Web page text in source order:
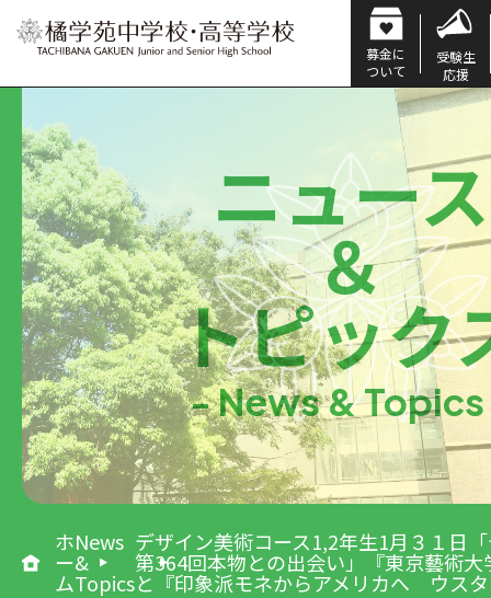
募金に
ついて
受験生
応援
ニュース
＆
トピック
- News &
ホ
ー
ム
News
&
Topics
デザイン美術コース1,2年生1月３１日
第364回本物との出会い」『東京藝術
と『印象派モネからアメリカへ ウス